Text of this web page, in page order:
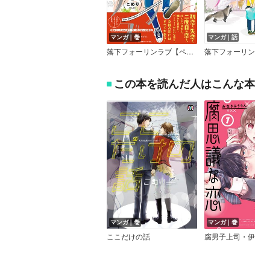
マンガ｜巻
落下フォーリンラブ【ペーパー付】【電子限定ペーパー付】
マンガ｜話
この本を読んだ人はこんな
マンガ｜巻
ここだけの話
マンガ｜巻